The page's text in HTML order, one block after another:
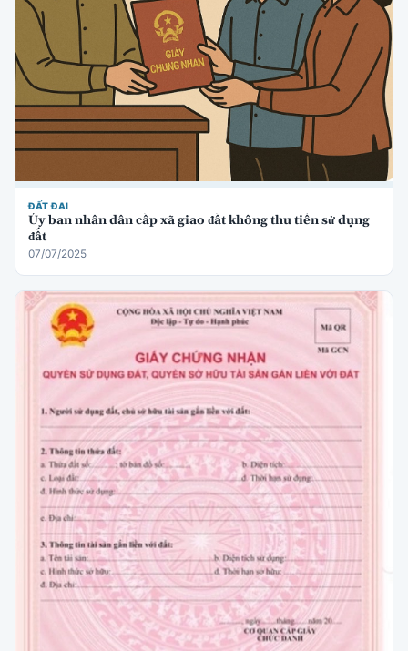
ĐẤT ĐAI
Ủy ban nhân dân cấp xã giao đất không thu tiền sử dụng
đất
07/07/2025